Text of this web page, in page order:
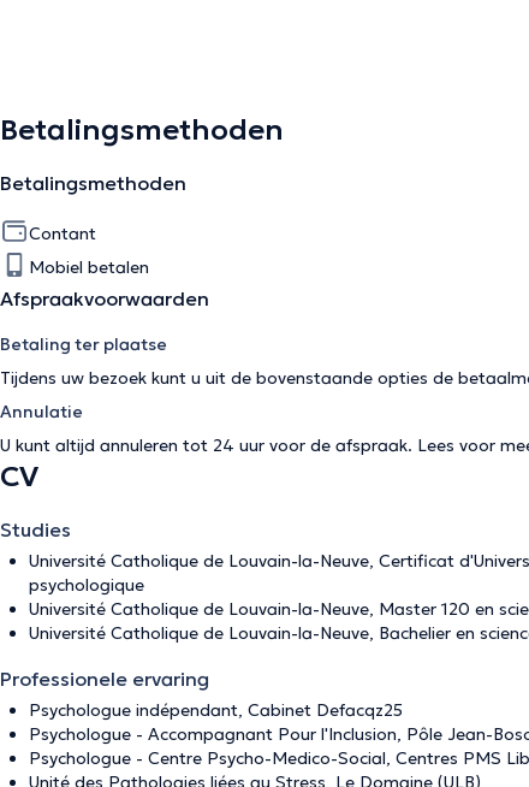
Betalingsmethoden
Betalingsmethoden
Contant
Mobiel betalen
Afspraakvoorwaarden
Betaling ter plaatse
Tijdens uw bezoek kunt u uit de bovenstaande opties de
Annulatie
U kunt altijd annuleren tot 24 uur voor de afspraak. Lees voor
CV
Studies
Université Catholique de Louvain-la-Neuve, Certificat
psychologique
Université Catholique de Louvain-la-Neuve, Master 120 en
Université Catholique de Louvain-la-Neuve, Bachelier en
Professionele ervaring
Psychologue indépendant, Cabinet Defacqz25
Psychologue - Accompagnant Pour l'Inclusion, Pôle Jean-
Psychologue - Centre Psycho-Medico-Social, Centres PMS
Unité des Pathologies liées au Stress, Le Domaine (ULB)